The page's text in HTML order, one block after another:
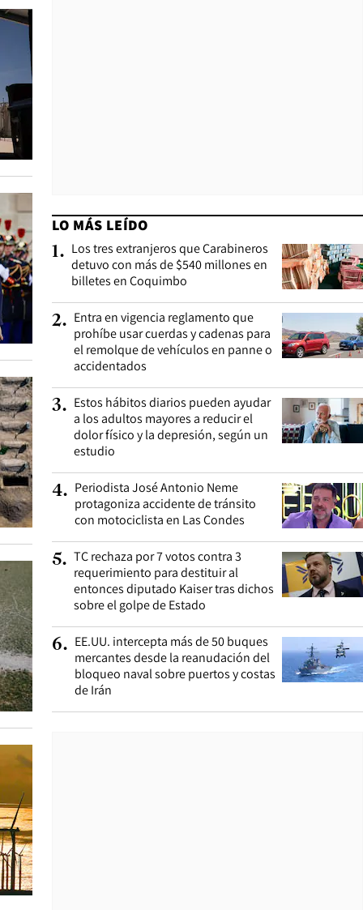
LO MÁS LEÍDO
1. Los tres extranjeros que Carabineros
detuvo con más de $540 millones en
billetes en Coquimbo
2. Entra en vigencia reglamento que
prohíbe usar cuerdas y cadenas para
el remolque de vehículos en panne o
accidentados
3. Estos hábitos diarios pueden ayudar
a los adultos mayores a reducir el
dolor físico y la depresión, según un
estudio
4. Periodista José Antonio Neme
protagoniza accidente de tránsito
con motociclista en Las Condes
5. TC rechaza por 7 votos contra 3
requerimiento para destituir al
entonces diputado Kaiser tras dichos
sobre el golpe de Estado
6. EE.UU. intercepta más de 50 buques
mercantes desde la reanudación del
bloqueo naval sobre puertos y costas
de Irán